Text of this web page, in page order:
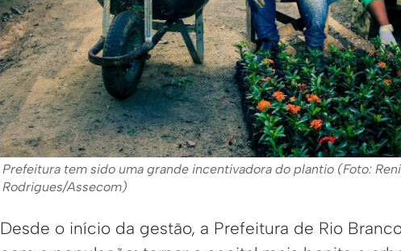
Prefeitura tem sido uma grande incentivadora do plantio (Foto:
Rodrigues/Assecom)
Desde o início da gestão, a Prefeitura de Rio